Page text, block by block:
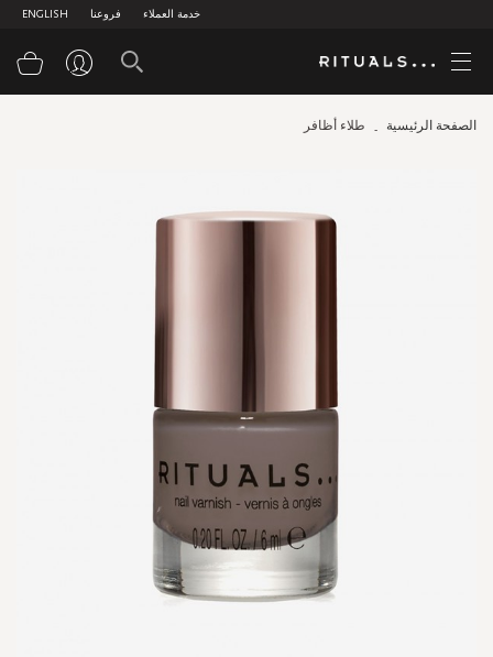
ENGLISH فروعنا خدمة العملاء
الصفحة الرئيسية طلاء أظافر